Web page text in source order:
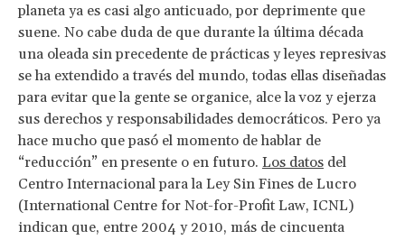
planeta ya es casi algo anticuado, por deprimente que
suene. No cabe duda de que durante la última década
una oleada sin precedente de prácticas y leyes represivas
se ha extendido a través del mundo, todas ellas diseñadas
para evitar que la gente se organice, alce la voz y ejerza
sus derechos y responsabilidades democráticos. Pero ya
hace mucho que pasó el momento de hablar de
“reducción” en presente o en futuro. Los datos del
Centro Internacional para la Ley Sin Fines de Lucro
(International Centre for Not-for-Profit Law, ICNL)
indican que, entre 2004 y 2010, más de cincuenta